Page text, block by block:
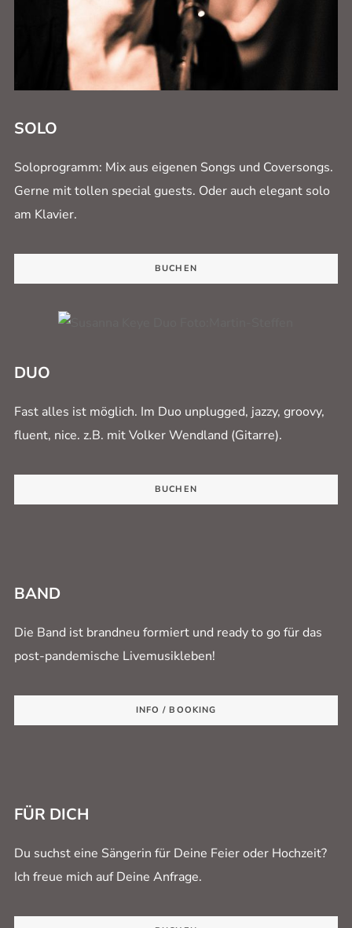
SOLO
Soloprogramm: Mix aus eigenen Songs und Coversongs.
Gerne mit tollen special guests. Oder auch elegant solo
am Klavier.
BUCHEN
DUO
Fast alles ist möglich. Im Duo unplugged, jazzy, groovy,
fluent, nice. z.B. mit Volker Wendland (Gitarre).
BUCHEN
BAND
Die Band ist brandneu formiert und ready to go für das
post-pandemische Livemusikleben!
INFO / BOOKING
FÜR DICH
Du suchst eine Sängerin für Deine Feier oder Hochzeit?
Ich freue mich auf Deine Anfrage.